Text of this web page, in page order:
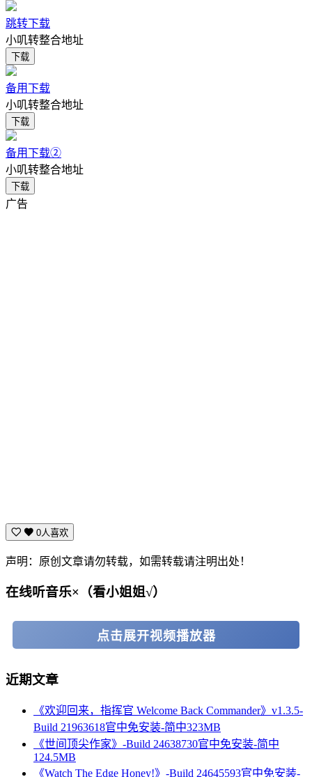
打造梦想中的外星农场！从零开始，按照自己的规划一步步打
造复古未来风的高科技农场，依靠亲手打造的家园在这个世界
上留下你的印记。用缤纷绚烂的替代配色与装饰来展现你的独
特个性。
功能强大的机甲足以帮助你征服外星世界，但是你同样可以邀
请至多3位好友一起踏上这段开拓与探索的旅程！齐心协力共
跳转下载
小叽转整合地址
下载
备用下载
小叽转整合地址
下载
备用下载②
小叽转整合地址
下载
广告
0人喜欢
声明：原创文章请勿转载，如需转载请注明出处！
在线听音乐×（看小姐姐√）
点击展开视频播放器
近期文章
《欢迎回来，指挥官 Welcome Back Commander》v1.3.5-
Build 21963618官中免安装-简中323MB
《世间顶尖作家》-Build 24638730官中免安装-简中
124.5MB
《Watch The Edge Honey!》-Build 24645593官中免安装-